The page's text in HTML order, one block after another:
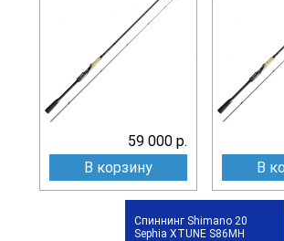
59 000 р.
В корзину
В
Спиннинг Shimano 20
Sephia XTUNE S86MH